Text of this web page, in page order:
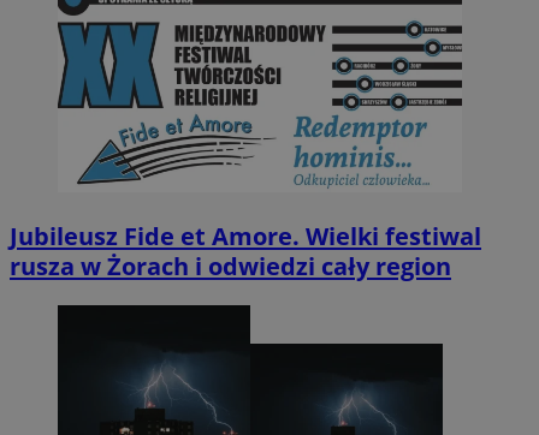
Jubileusz Fide et Amore. Wielki festiwal
rusza w Żorach i odwiedzi cały region